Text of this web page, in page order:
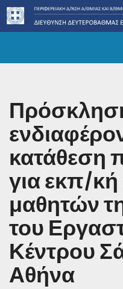
κατάθεση
για εκπ/
μαθητών
του
Κέντρου
Αθήνα